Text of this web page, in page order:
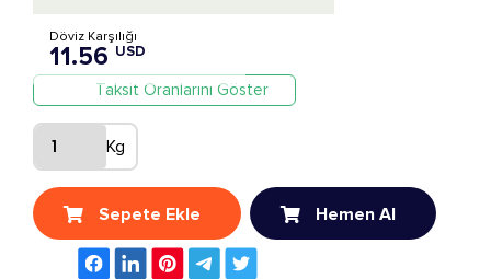
Döviz Karşılığı
11.56 USD
Taksit Oranlarını Göster
Kg
Sepete Ekle Hemen Al